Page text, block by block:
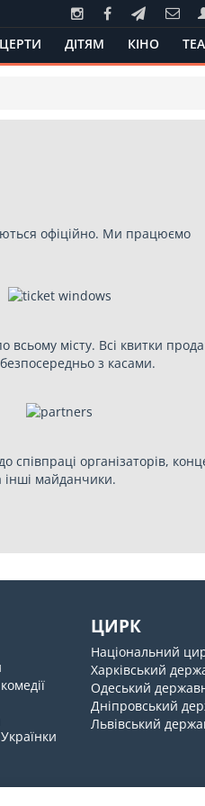
ДІТЯМ КІНО
офіційно. Ми працюємо
всьому місту. Всі квитки
з касами.
співпраці організаторів,
інші майданчики.
ЦИРК
Національний
Харківський
Одеський
Дніпровський
Львівський